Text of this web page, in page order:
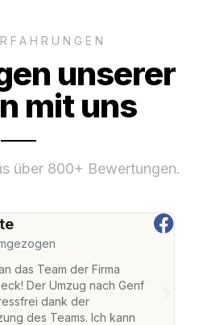
unserer
mit uns
über 800+ Bewertungen.
das Team der Firma
Der Umzug nach Genf
dank der
des Teams. Ich kann